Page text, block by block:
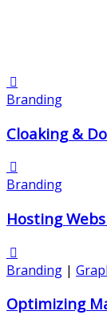
Branding
Cloaking &
Branding
Hosting
Branding |
Optimizing